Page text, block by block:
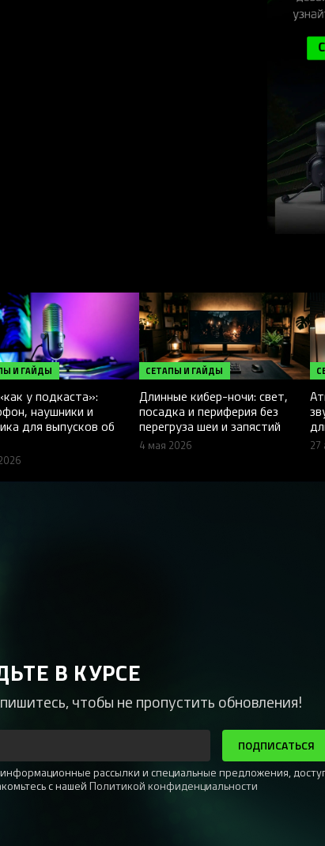
И ГАЙДЫ
у подкаста»:
наушники и
для выпусков об
СЕТАПЫ И ГАЙДЫ
Длинные кибер-ночи: свет,
посадка и периферия без
перегруза шеи и запястий
4 мая 2026 27
В КУРСЕ
чтобы не пропустить обновления!
ПОДПИСАТЬСЯ
информационные рассылки и специальные предложения,
с нашей Политикой конфиденциальности